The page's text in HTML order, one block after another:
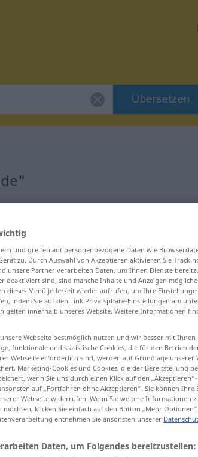
Übersetzen
Kunde
und greifen auf personenbezogene Daten wie
zu. Durch Auswahl von Akzeptieren aktivieren Sie
unsere Partner verarbeiten Daten, um Ihnen Dienste
deaktiviert sind, sind manche Inhalte und Anzeigen
dieses Menü jederzeit wieder aufrufen, um Ihre
indem Sie auf den Link Privatsphäre-Einstellungen am
gelten innerhalb unseres Website. Weitere Informationen
Webseite bestmöglich nutzen und wir besser mit Ihnen
funktionale und statistische Cookies, die für den Betrieb
Webseite erforderlich sind, werden auf Grundlage unserer
Marketing-Cookies und Cookies, die der Bereitstellung
wenn Sie uns durch einen Klick auf den
auf „Fortfahren ohne Akzeptieren“. Sie können
Webseite widerrufen. Wenn Sie weitere Informationen
klicken Sie einfach auf den Button „Mehr
entnehmen Sie ansonsten unserer
Daten, um Folgendes bereitzustellen: